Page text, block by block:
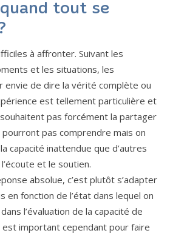
tout se
à affronter. Suivant les
et les situations, les
envie de dire la vérité complète ou
est tellement particulière et
pas forcément la partager
pas comprendre mais on
capacité inattendue que d’autres
et le soutien.
absolue, c’est plutôt s’adapter
en fonction de l’état dans lequel on
l’évaluation de la capacité de
est important cependant pour faire